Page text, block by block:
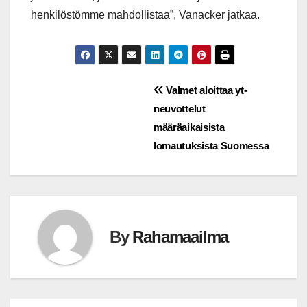
henkilöstömme mahdollistaa”, Vanacker jatkaa.
Valmet aloittaa yt-
neuvottelut
määräaikaisista
lomautuksista Suomessa
ByRahamaailma